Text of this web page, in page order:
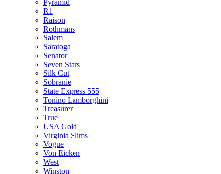
Pyramid
R1
Raison
Rothmans
Salem
Saratoga
Senator
Seven Stars
Silk Cut
Sobranie
State Express 555
Tonino Lamborghini
Treasurer
True
USA Gold
Virginia Slims
Vogue
Von Eicken
West
Winston